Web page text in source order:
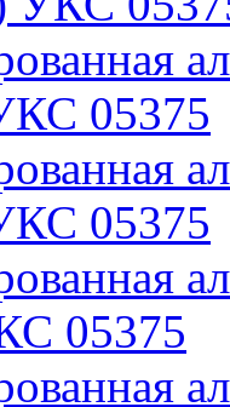
05375
05375
05375